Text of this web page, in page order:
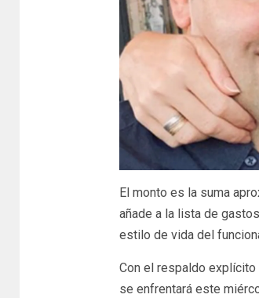
El monto es la suma
añade a la lista de
estilo de vida del
Con el respaldo
se enfrentará este